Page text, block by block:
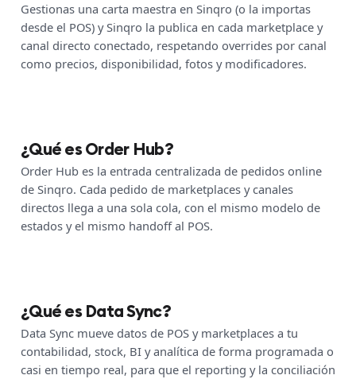
Gestionas una carta maestra en Sinqro (o la importas
desde el POS) y Sinqro la publica en cada marketplace y
canal directo conectado, respetando overrides por canal
como precios, disponibilidad, fotos y modificadores.
¿Qué es Order Hub?
Order Hub es la entrada centralizada de pedidos online
de Sinqro. Cada pedido de marketplaces y canales
directos llega a una sola cola, con el mismo modelo de
estados y el mismo handoff al POS.
¿Qué es Data Sync?
Data Sync mueve datos de POS y marketplaces a tu
contabilidad, stock, BI y analítica de forma programada o
casi en tiempo real, para que el reporting y la conciliación